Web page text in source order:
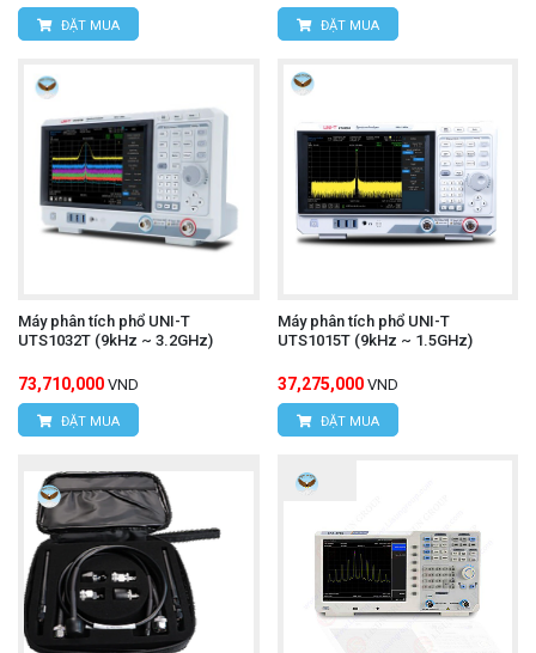
ĐẶT MUA ĐẶT MUA
Máy phân tích phổ UNI-T
UTS1032T (9kHz ~ 3.2GHz)
73,710,000 VND
ĐẶT MUA
Máy phân tích phổ UNI-T
UTS1015T (9kHz ~ 1.5GHz)
37,275,000 VND
ĐẶT MUA